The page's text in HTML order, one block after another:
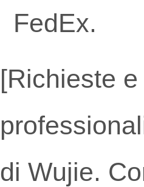
FedEx.
[Richieste
di Wujie.